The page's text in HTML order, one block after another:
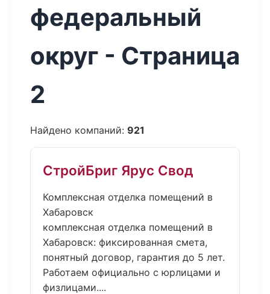
федеральный
округ - Страница
2
Найдено компаний: 921
СтройБриг Ярус Свод
Комплексная отделка помещений в
Хабаровск
комплексная отделка помещений в
Хабаровск: фиксированная смета,
понятный договор, гарантия до 5 лет.
Работаем официально с юрлицами и
физлицами....